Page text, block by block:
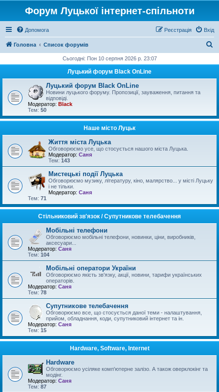
Форум Луцької інтернет-спільноти
Допомога Вхід
Реєстрація
Головна Список форумів
у
Сьогодні: Пон 10 серпня 2026 р. 23:07
Луцький форум Black OnLine
Луцький форум Black OnLine
Новини луцького форуму. Пропозиції, зауваження, питання та
відповіді.
Модератор: Black
Тем: 50
Наше місто Луцьк
Життя міста Луцька
Обговорюємо усе, що стосується нашого міста Луцька.
Модератор: Саня
Тем: 143
Мистецькі події Луцька
Обговорюємо музику, літературу, кіно, малярство... у місті Луцьку
і не тільки.
Модератор: Саня
Тем: 71
Стільниковий зв'язок / Супутникове телебачення
Мобільні телефони
Обговорюємо мобільні телефони, новинки, ціни, виробників,
аксесуари...
Модератор: Саня
Тем: 104
Мобільні оператори України
Обговорюємо якість зв'язку, акції, новини, тарифи українських
операторів.
Модератор: Саня
Тем: 78
Супутникове телебачення
Обговорюємо все, що стосується даної теми - налаштування,
прийом, обладнання, коди, супутниковий інтернет та ін.
Модератор: Саня
Тем: 15
Hardware, Software, Internet
Hardware
Обговорюємо усіляке комп'ютерне залізо. А також оверклокінг та
модінг.
Модератор: Саня
Тем: 87